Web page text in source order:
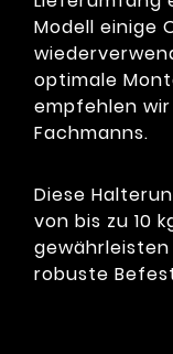
Modell einige
optimale
empfehlen
Fachmanns.
Diese
von bis zu 10
robuste